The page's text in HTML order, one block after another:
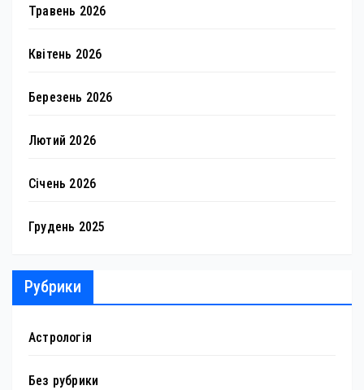
Травень 2026
Квітень 2026
Березень 2026
Лютий 2026
Січень 2026
Грудень 2025
Рубрики
Астрологія
Без рубрики